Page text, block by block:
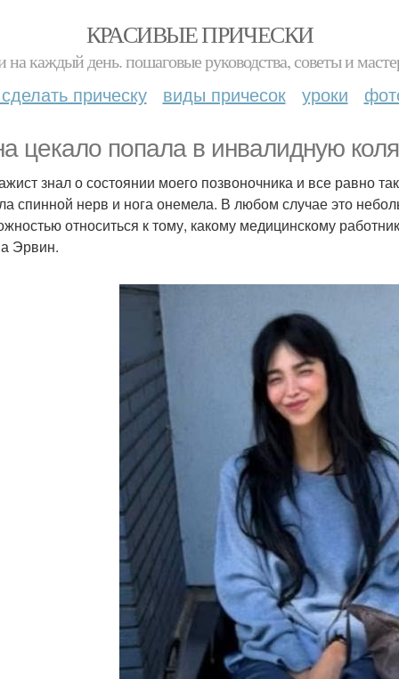
КРАСИВЫЕ ПРИЧЕСКИ
на каждый день. пошаговые руководства, советы и
прическу виды причесок уроки
цекало попала в инвалидную
знал о состоянии моего позвоночника и все равно
спинной нерв и нога онемела. В любом случае это
относиться к тому, какому медицинскому
Эрвин.